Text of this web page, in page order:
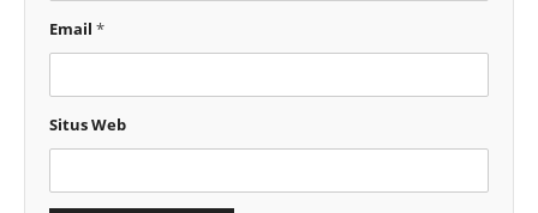
Email *
Situs Web